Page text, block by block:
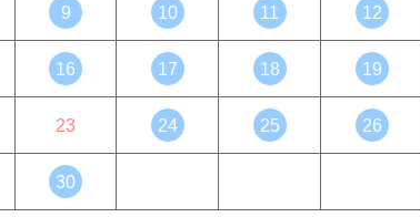
9 10 11 12
16 17 18 19
23 24 25 26
30